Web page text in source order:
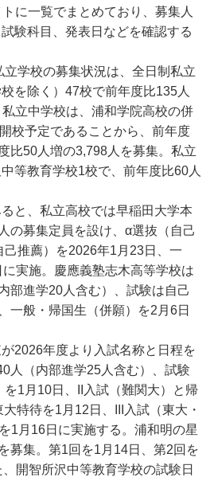
に一覧でまとめており、募集人
験科目、発表日などを確認する
学校の募集状況は、全日制私立
を除く）47校で前年度比135人
立中学校は、浦和学院高校の併
校予定であることから、前年度
比50人増の3,798人を募集。私立
等教育学校1校で、前年度比60人
と、私立高校では早稲田大学本
の募集定員を設け、α選抜（自己
推薦）を2026年1月23日、一
実施。慶應義塾志木高等学校は
部進学20人含む）、試験は自己
一般・帰国生（併願）を2月6日
2026年度より入試名称と日程を
人（内部進学25人含む）、試験
1月10日、II入試（難関大）と帰
特待を1月12日、III入試（東大・
1月16日に実施する。浦和明の星
募集。第1回を1月14日、第2回を
開智所沢中等教育学校の試験日